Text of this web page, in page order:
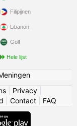
Filipijnen
Libanon
Golf
Hele lijst
Privacy
Contact FAQ